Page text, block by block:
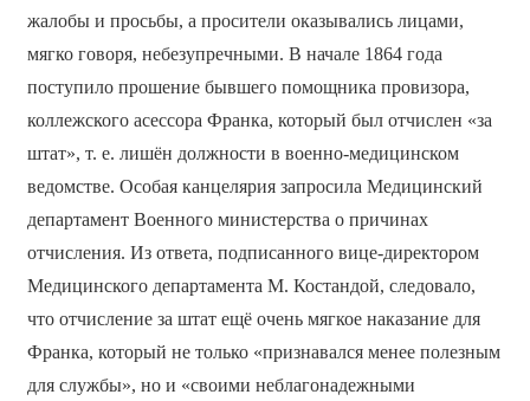
жалобы и просьбы, а просители оказывались лицами,
мягко говоря, небезупречными. В начале 1864 года
поступило прошение бывшего помощника провизора,
коллежского асессора Франка, который был отчислен «за
штат», т. е. лишён должности в военно-медицинском
ведомстве. Особая канцелярия запросила Медицинский
департамент Военного министерства о причинах
отчисления. Из ответа, подписанного вице-директором
Медицинского департамента М. Костандой, следовало,
что отчисление за штат ещё очень мягкое наказание для
Франка, который не только «признавался менее полезным
для службы», но и «своими неблагонадежными